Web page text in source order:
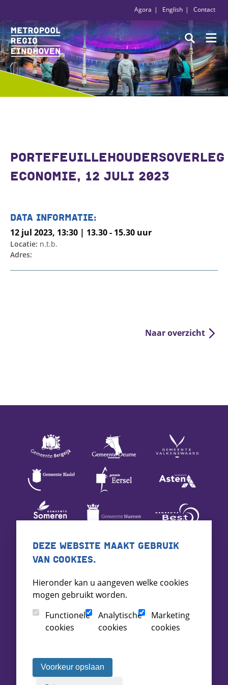
Agora English Contact
PORTEFEUILLEHOUDERSOVERLEG
ECONOMIE, 12 JULI 2023
DATA INFORMATIE:
12 jul 2023, 13:30 | 13.30 - 15.30 uur
Locatie: n.t.b.
Adres:
Naar overzicht
DEZE WEBSITE MAAKT GEBRUIK
VAN COOKIES.
Hieronder kan u aangeven welke cookies
mogen gebruikt worden.
Functionele
cookies
Analytische
cookies
Marketing
cookies
Voorkeur opslaan